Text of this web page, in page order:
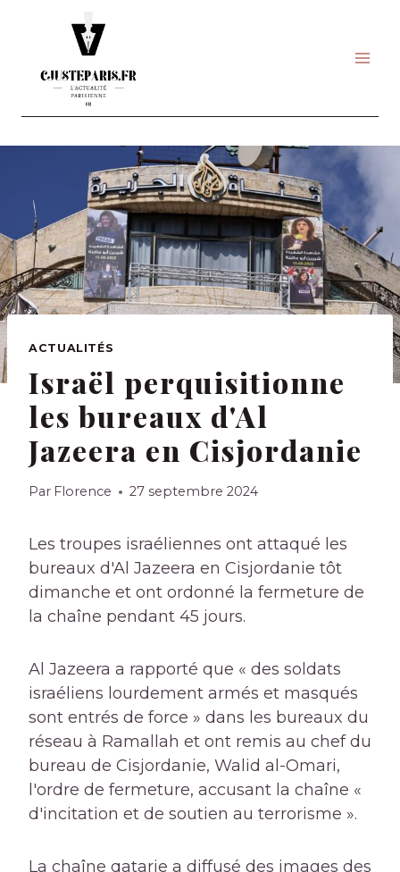
ACTUALITÉS
Israël perquisitionne
les bureaux d'Al
Jazeera en Cisjordanie
Par Florence 27 septembre 2024
Les troupes israéliennes ont attaqué les
bureaux d'Al Jazeera en Cisjordanie tôt
dimanche et ont ordonné la fermeture de
la chaîne pendant 45 jours.
Al Jazeera a rapporté que « des soldats
israéliens lourdement armés et masqués
sont entrés de force » dans les bureaux du
réseau à Ramallah et ont remis au chef du
bureau de Cisjordanie, Walid al-Omari,
l'ordre de fermeture, accusant la chaîne «
d'incitation et de soutien au terrorisme ».
La chaîne qatarie a diffusé des images des